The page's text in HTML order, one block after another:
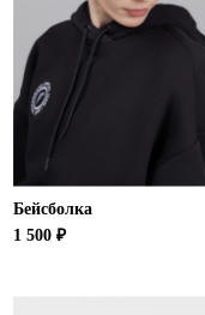
Бейсболка
1 500 ₽